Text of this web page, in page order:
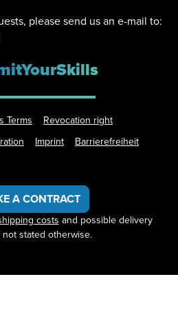
please send us an e-mail to:
Terms
Revocation right
Imprint Barrierefreiheit
A CONTRACT
costs and possible delivery
stated otherwise.